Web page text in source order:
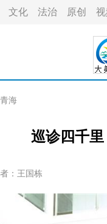
文化 法治 原创
海
巡诊四千
： 王国栋